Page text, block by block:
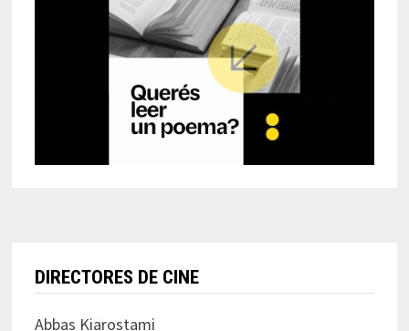
DIRECTORES DE CINE
Abbas Kiarostami